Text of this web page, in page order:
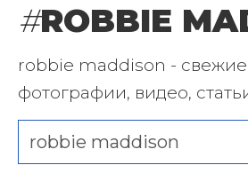
#ROBBIE
robbie maddison - свежие
фотографии, видео,